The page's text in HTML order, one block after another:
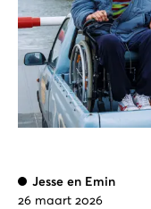
Jesse en Emin
26 maart 2026